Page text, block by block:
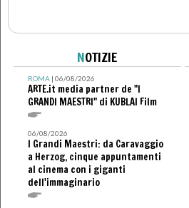
NOTIZIE
ROMA| 06/08/2026
ARTE.it media partner de "I
GRANDI MAESTRI" di KUBLAI Film
06/08/2026
I Grandi Maestri: da Caravaggio
a Herzog, cinque appuntamenti
al cinema con i giganti
dell'immaginario